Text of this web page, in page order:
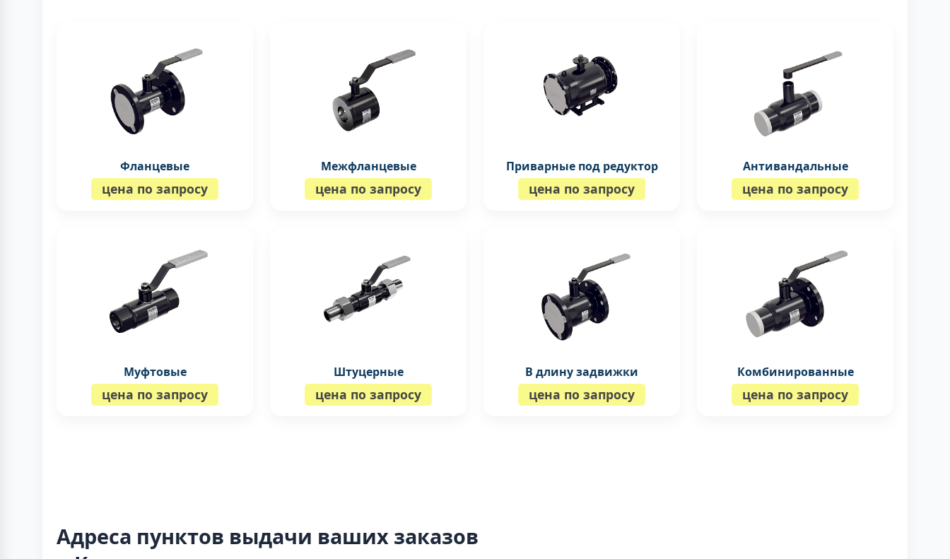
Фланцевые
цена по запросу
Межфланцевые
цена по запросу
Приварные под редуктор
цена по запросу
Антивандальные
цена по запросу
Муфтовые
цена по запросу
Штуцерные
цена по запросу
В длину задвижки
цена по запросу
Комбинированные
цена по запросу
Адреса пунктов выдачи ваших заказов